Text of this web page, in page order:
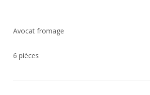
Avocat fromage
6 pièces